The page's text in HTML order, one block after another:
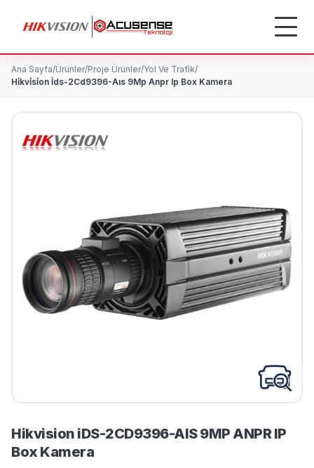
Ana Sayfa/Ürünler/Proje Ürünler/Yol Ve Trafi̇k/
Hi̇kvi̇si̇on İds-2Cd9396-Aıs 9Mp Anpr Ip Box Kamera
Hikvision iDS-2CD9396-AIS 9MP ANPR IP
Box Kamera